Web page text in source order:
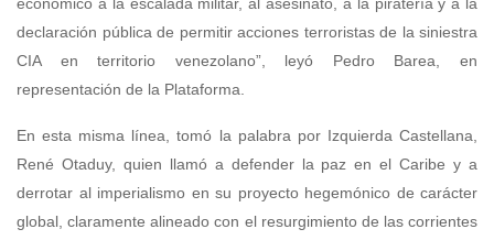
declaración pública de permitir acciones terroristas de la siniestra
CIA en territorio venezolano”, leyó Pedro Barea, en
representación de la Plataforma.
En esta misma línea, tomó la palabra por Izquierda Castellana,
René Otaduy, quien llamó a defender la paz en el Caribe y a
derrotar al imperialismo en su proyecto hegemónico de carácter
global, claramente alineado con el resurgimiento de las corrientes